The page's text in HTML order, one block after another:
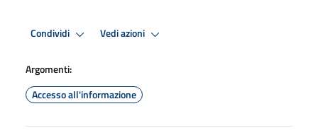
Condividi Vedi azioni
Argomenti:
Accesso all'informazione